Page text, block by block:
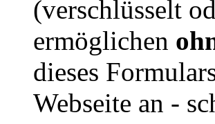
(verschlüsselt
ermöglichen
dieses
Webseite an -